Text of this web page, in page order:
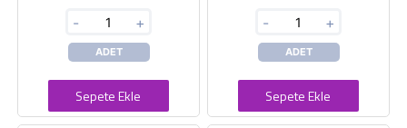
- +
ADET
Sepete Ekle
- +
ADET
Sepete Ekle